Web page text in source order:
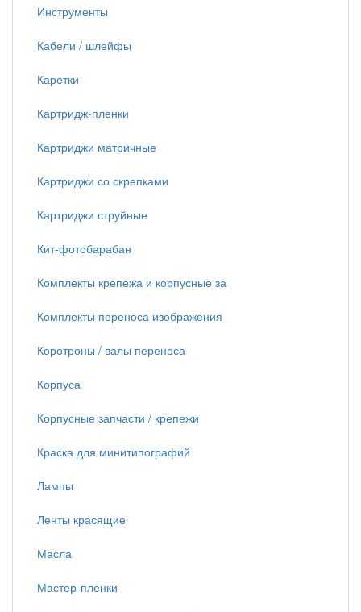
Инструменты
Кабели / шлейфы
Каретки
Картридж-пленки
Картриджи матричные
Картриджи со скрепками
Картриджи струйные
Кит-фотобарабан
Комплекты крепежа и корпусные за
Комплекты переноса изображения
Коротроны / валы переноса
Корпуса
Корпусные запчасти / крепежи
Краска для минитипографий
Лампы
Ленты красящие
Масла
Мастер-пленки